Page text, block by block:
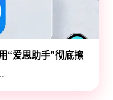
“爱思助手”彻底擦